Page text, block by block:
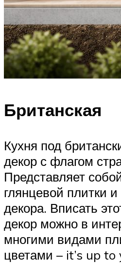
Британская
Кухня под
декор с флагом
Представляет
глянцевой плитки
декора. Вписать
декор можно в
многими видами
цветами – it’s up to